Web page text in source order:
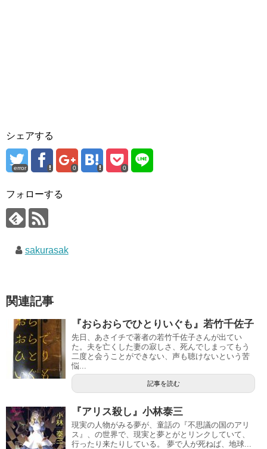
シェアする
error 0 0
フォローする
sakurasak
関連記事
『おらおらでひとりいぐも』若竹千佐子
先日、あさイチで著者の若竹千佐子さんが出てい
た。夫を亡くした妻の寂しさ、死んでしまってもう
二度と会うことができない、声も聴けないという苦
悩...
記事を読む
『アリス殺し』小林泰三
現実の人物がみる夢が、童話の『不思議の国のアリ
ス』、の世界で、現実と夢とがとリンクしていて、
行ったり来たりしている。 夢で人が死ねば、地球...